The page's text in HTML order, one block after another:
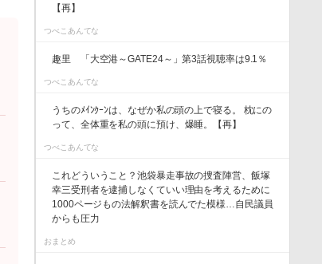
【再】
つべこあんてな
趣里 「大空港～GATE24～」第3話視聴率は9.1％
つべこあんてな
うちのﾒｲﾝｸｰﾝは、なぜか私の頭の上で寝る。 枕にの
って、全体重を私の頭に預け、爆睡。【再】
つべこあんてな
これどういうこと？池袋暴走事故の捜査陣営、飯塚
幸三受刑者を逮捕しなくていい理由を考えるために
1000ページもの法解釈書を読んでた模様…自民議員
からも圧力
おまとめ